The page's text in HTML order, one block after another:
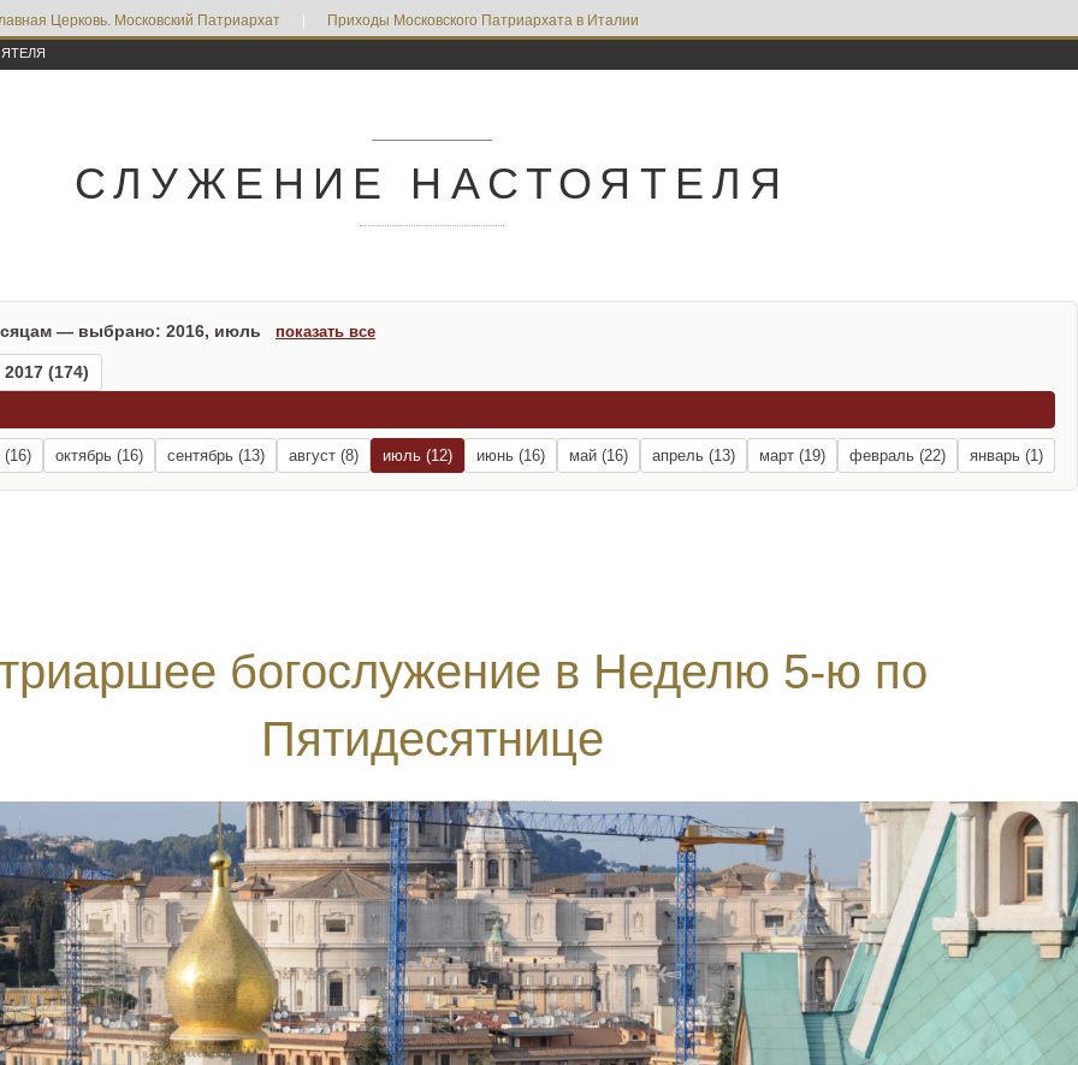
Церковь. Московский Патриархат Приходы Московского Патриархата в Италии
СЛУЖЕНИЕ НАСТОЯТЕЛЯ
— выбрано: 2016, июль показать все
2017 (174)
(16) октябрь (16) сентябрь (13) август (8) июль (12) июнь (16) май (16) апрель (13) март (19) февраль (22) январь (1)
богослужение в Неделю 5-ю по
Пятидесятнице